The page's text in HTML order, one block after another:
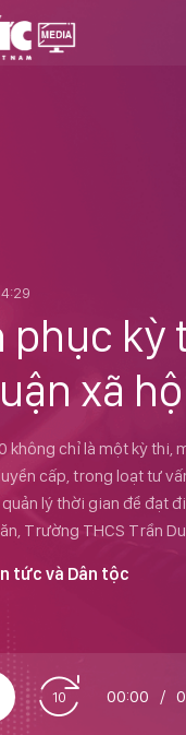
phục kỳ
xã
không chỉ là một kỳ thi,
cấp, trong loạt tư
lý thời gian để đạt
Trường THCS Trần
tức và Dân tộc
00:00 /